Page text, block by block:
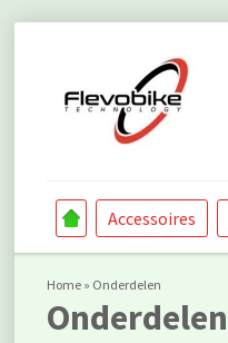
Accessoires
Home » Onderdelen
Onderdelen